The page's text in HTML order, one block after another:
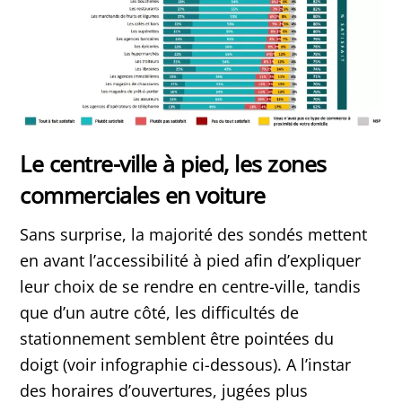
Le centre-ville à pied, les zones
commerciales en voiture
Sans surprise, la majorité des sondés mettent
en avant l’accessibilité à pied afin d’expliquer
leur choix de se rendre en centre-ville, tandis
que d’un autre côté, les difficultés de
stationnement semblent être pointées du
doigt (voir infographie ci-dessous). A l’instar
des horaires d’ouvertures, jugées plus